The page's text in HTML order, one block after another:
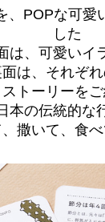
、POPな可愛
した
は、可愛いイ
面は、それぞ
ストーリーを
本の伝統的な
、撒いて、食